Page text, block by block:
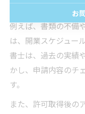
ます。
例えば、書類の不備
は、開業スケジュー
書士は、過去の実績
かし、申請内容のチ
す。
また、許可取得後の
お